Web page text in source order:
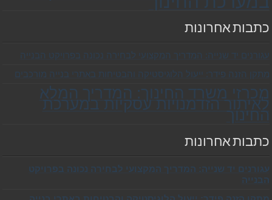
כתבות אחרונות
עגורנים יד שנייה: המדריך המקצועי לבחירה נכונה בפרויקט הבנייה
מתקן הזנה פידר: ייעול הלוגיסטיקה והבטיחות באתרי בנייה מורכבים
מכרזי משרד החינוך: המדריך המלא
לאיתור הזדמנויות עסקיות במערכת
החינוך
כתבות אחרונות
עגורנים יד שנייה: המדריך המקצועי לבחירה נכונה בפרויקט
הבנייה